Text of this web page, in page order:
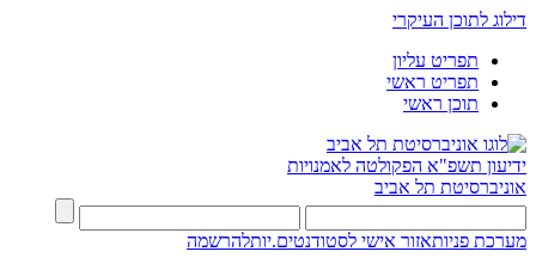
דילוג לתוכן העיקרי
תפריט עליון
תפריט ראשי
תוכן ראשי
ידיעון תשפ"א הפקולטה לאמנויות
אוניברסיטת תל אביב
מערכת פניותאזור אישי לסטודנטים.יותלהרשמה